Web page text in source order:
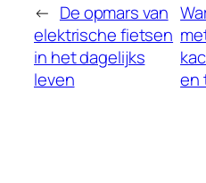
← De opmars van
elektrische fietsen
in het dagelijks
leven
en